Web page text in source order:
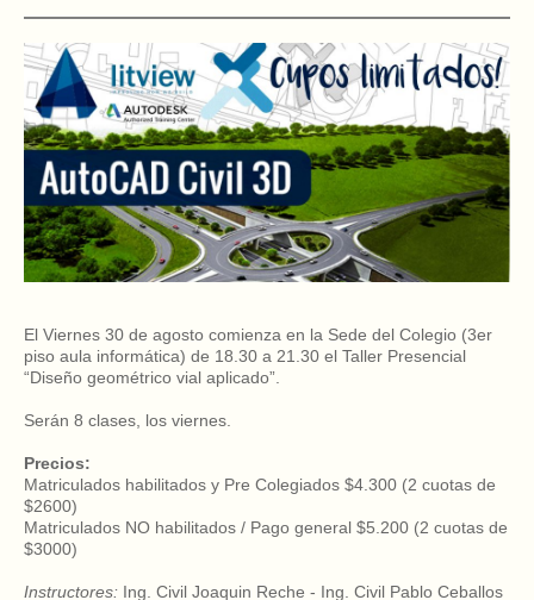
El Viernes 30 de agosto comienza en la Sede del Colegio (3er
piso aula informática) de 18.30 a 21.30 el Taller Presencial
“Diseño geométrico vial aplicado”.
Serán 8 clases, los viernes.
Precios:
Matriculados habilitados y Pre Colegiados $4.300 (2 cuotas de
$2600)
Matriculados NO habilitados / Pago general $5.200 (2 cuotas de
$3000)
Instructores: Ing. Civil Joaquin Reche - Ing. Civil Pablo Ceballos